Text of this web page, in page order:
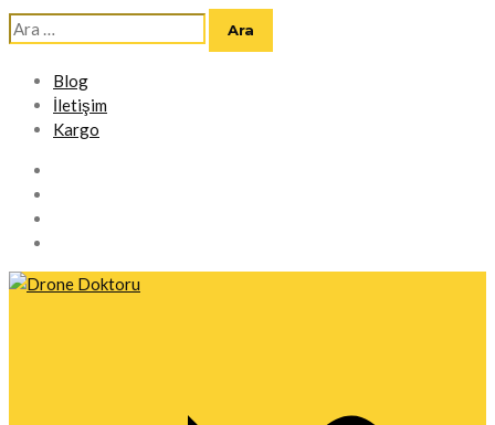
Arama:
Blog
İletişim
Kargo